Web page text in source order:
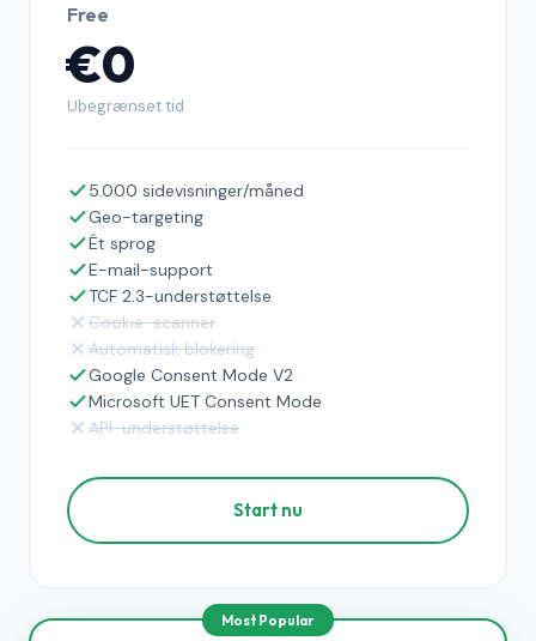
Free
€0
Ubegrænset tid
5.000 sidevisninger/måned
Geo-targeting
Ét sprog
E-mail-support
TCF 2.3-understøttelse
Cookie-scanner
Automatisk blokering
Google Consent Mode V2
Microsoft UET Consent Mode
API-understøttelse
Start nu